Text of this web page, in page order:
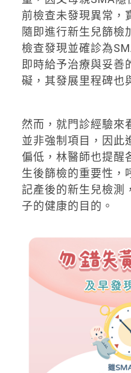
前檢查未發現異常，
隨即進行新生兒篩檢
檢查發現並確診為
即時給予治療與妥善
礙，其發展里程碑也
然而，就門診經驗來
並非強制項目，因此
偏低，林醫師也提醒
生後篩檢的重要性，
記產後的新生兒檢測
子的健康的目的。